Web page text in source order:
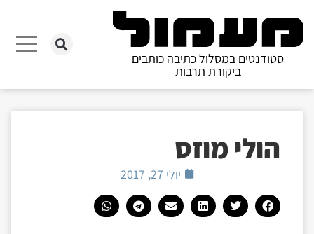
סטודנטים במסלול כתיבה כותבים
ביקורת תרבות
הולי מוזס
יולי 27, 2017